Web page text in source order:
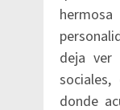
deja ver
donde